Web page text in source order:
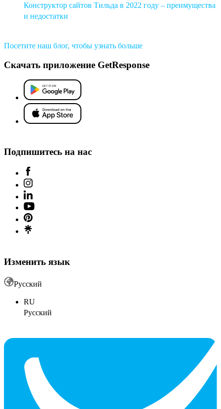
Конструктор сайтов Тильда в 2022 году – преимущества
и недостатки
Посетите наш блог, чтобы узнать больше
Скачать приложение GetResponse
Подпишитесь на нас
Изменить язык
Русский
RU
Русский